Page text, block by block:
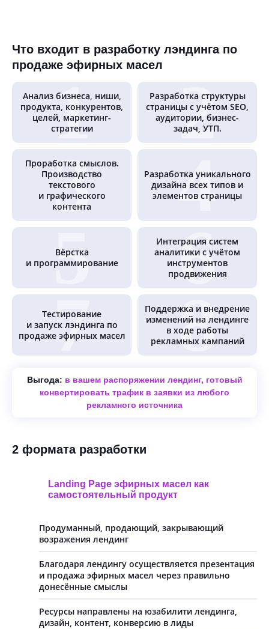
Что входит в разработку лэндинга по
продаже эфирных масел
Анализ бизнеса, ниши,
продукта, конкурентов,
целей, маркетинг-
стратегии
Разработка структуры
страницы с учётом SEO,
аудитории, бизнес-
задач, УТП.
Проработка смыслов.
Производство
текстового
и графического
контента
Разработка уникального
дизайна всех типов и
элементов страницы
Вёрстка
и программирование
Интеграция систем
аналитики с учётом
инструментов
продвижения
Тестирование
и запуск лэндинга по
продаже эфирных масел
Поддержка и внедрение
изменений на лендинге
в ходе работы
рекламных кампаний
Выгода: в вашем распоряжении лендинг, готовый
конвертировать трафик в заявки из любого
рекламного источника
2 формата разработки
Landing Page эфирных масел как
самостоятельный продукт
Продуманный, продающий, закрывающий
возражения лендинг
Благодаря лендингу осуществляется презентация
и продажа эфирных масел через правильно
донесённые смыслы
Ресурсы направлены на юзабилити лендинга,
дизайн, контент, конверсию в лиды